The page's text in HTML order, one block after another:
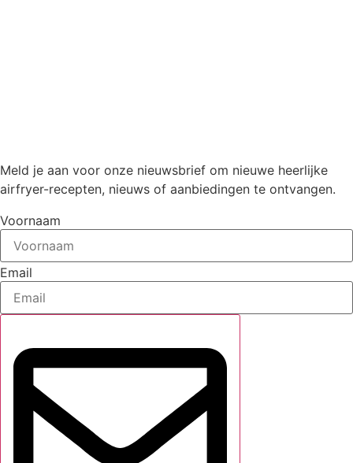
Meld je aan voor onze nieuwsbrief om nieuwe heerlijke
airfryer-recepten, nieuws of aanbiedingen te ontvangen.
Voornaam
Email